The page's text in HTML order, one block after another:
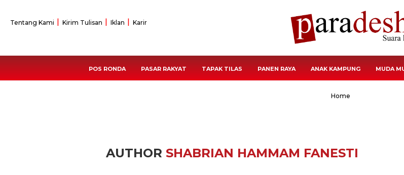
Tentang Kami Kirim Tulisan Iklan Karir
POS RONDA PASAR RAKYAT TAPAK TILAS PANEN RAYA ANAK KAMPUNG MUDA
Home
AUTHOR SHABRIAN HAMMAM FANESTI